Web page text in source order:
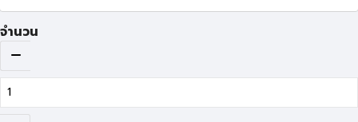
จำนวน